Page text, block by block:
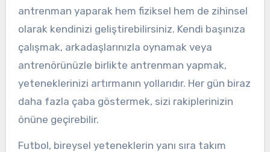
antrenman yaparak hem fiziksel hem de zihinsel
olarak kendinizi geliştirebilirsiniz. Kendi başınıza
çalışmak, arkadaşlarınızla oynamak veya
antrenörünüzle birlikte antrenman yapmak,
yeteneklerinizi artırmanın yollarıdır. Her gün biraz
daha fazla çaba göstermek, sizi rakiplerinizin
önüne geçirebilir.
Futbol, bireysel yeteneklerin yanı sıra takım